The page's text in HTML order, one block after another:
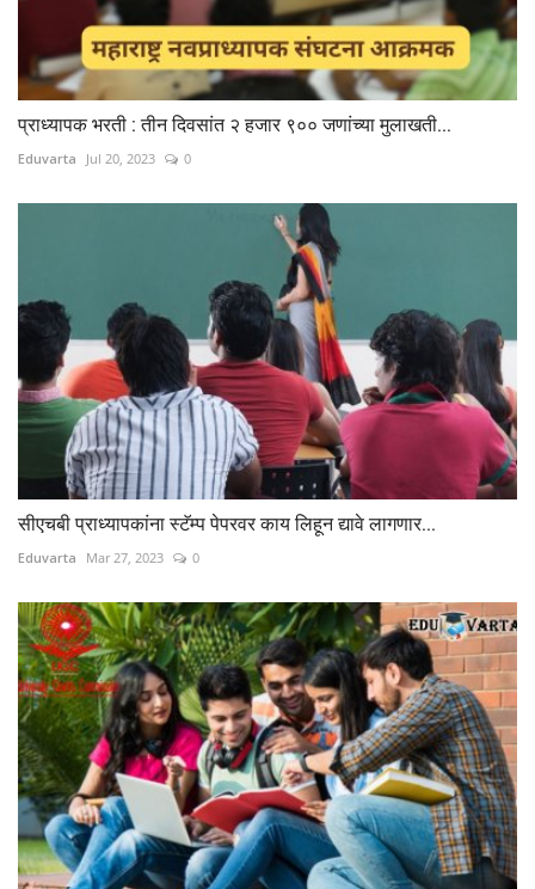
प्राध्यापक भरती : तीन दिवसांत २ हजार ९०० जणांच्या मुलाखती...
Eduvarta Jul 20, 2023 0
सीएचबी प्राध्यापकांना स्टॅम्प पेपरवर काय लिहून द्यावे लागणार...
Eduvarta Mar 27, 2023 0